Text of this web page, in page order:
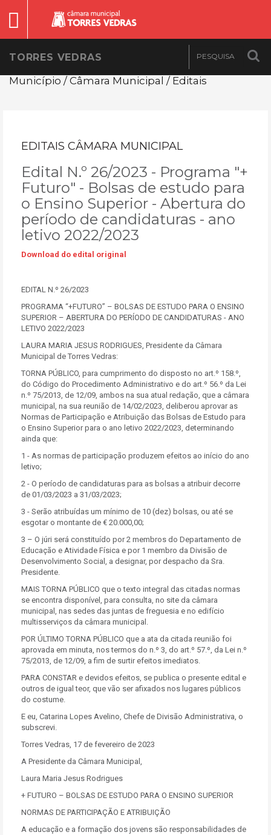
TORRES VEDRAS
Município / Câmara Municipal / Editais
EDITAIS CÂMARA MUNICIPAL
Edital N.º 26/2023 - Programa "+
Futuro" - Bolsas de estudo para
o Ensino Superior - Abertura do
período de candidaturas - ano
letivo 2022/2023
Download do edital original
EDITAL N.º 26/2023
PROGRAMA “+FUTURO” – BOLSAS DE ESTUDO PARA O ENSINO
SUPERIOR – ABERTURA DO PERÍODO DE CANDIDATURAS - ANO
LETIVO 2022/2023
LAURA MARIA JESUS RODRIGUES, Presidente da Câmara
Municipal de Torres Vedras:
TORNA PÚBLICO, para cumprimento do disposto no art.º 158.º,
do Código do Procedimento Administrativo e do art.º 56.º da Lei
n.º 75/2013, de 12/09, ambos na sua atual redação, que a câmara
municipal, na sua reunião de 14/02/2023, deliberou aprovar as
Normas de Participação e Atribuição das Bolsas de Estudo para
o Ensino Superior para o ano letivo 2022/2023, determinando
ainda que:
1 - As normas de participação produzem efeitos ao início do ano
letivo;
2 - O período de candidaturas para as bolsas a atribuir decorre
de 01/03/2023 a 31/03/2023;
3 - Serão atribuídas um mínimo de 10 (dez) bolsas, ou até se
esgotar o montante de € 20.000,00;
3 – O júri será constituído por 2 membros do Departamento de
Educação e Atividade Física e por 1 membro da Divisão de
Desenvolvimento Social, a designar, por despacho da Sra.
Presidente.
MAIS TORNA PÚBLICO que o texto integral das citadas normas
se encontra disponível, para consulta, no site da câmara
municipal, nas sedes das juntas de freguesia e no edifício
multisserviços da câmara municipal.
POR ÚLTIMO TORNA PÚBLICO que a ata da citada reunião foi
aprovada em minuta, nos termos do n.º 3, do art.º 57.º, da Lei n.º
75/2013, de 12/09, a fim de surtir efeitos imediatos.
PARA CONSTAR e devidos efeitos, se publica o presente edital e
outros de igual teor, que vão ser afixados nos lugares públicos
do costume.
E eu, Catarina Lopes Avelino, Chefe de Divisão Administrativa, o
subscrevi.
Torres Vedras, 17 de fevereiro de 2023
A Presidente da Câmara Municipal,
Laura Maria Jesus Rodrigues
+ FUTURO – BOLSAS DE ESTUDO PARA O ENSINO SUPERIOR
NORMAS DE PARTICIPAÇÃO E ATRIBUIÇÃO
A educação e a formação dos jovens são responsabilidades de